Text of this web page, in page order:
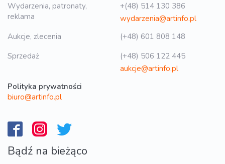
Wydarzenia, patronaty,
reklama
+(48) 514 130 386
wydarzenia@artinfo.pl
Aukcje, zlecenia
(+48) 601 808 148
Sprzedaż
(+48) 506 122 445
aukcje@artinfo.pl
Polityka prywatności
biuro@artinfo.pl
Bądź na bieżąco